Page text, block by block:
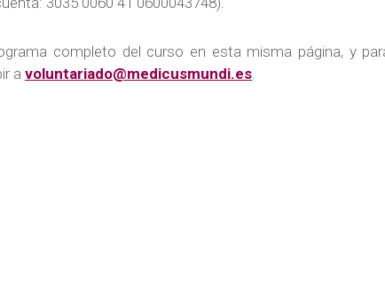
completo del curso en esta misma página, y
a voluntariado@medicusmundi.es.